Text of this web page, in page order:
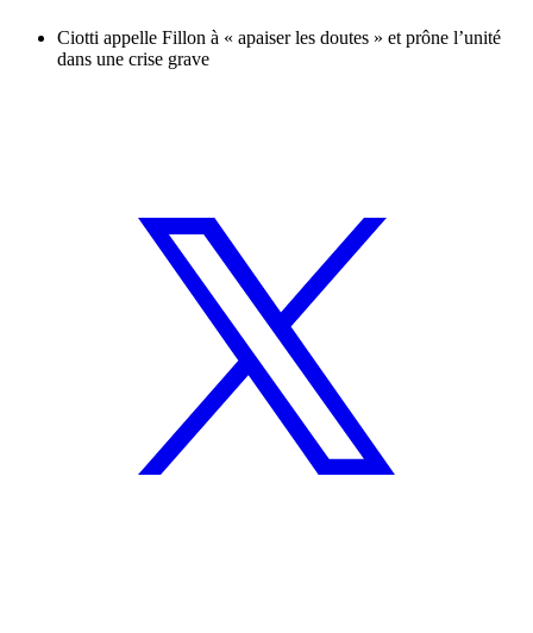
Ciotti appelle Fillon à « apaiser les doutes » et prône l’unité
dans une crise grave